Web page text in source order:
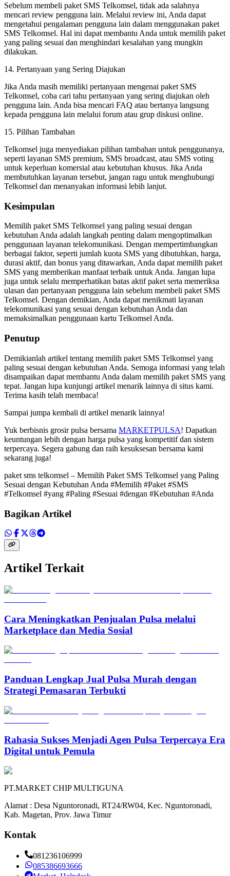
Sebelum membeli paket SMS Telkomsel, tidak ada salahnya
mencari review pengguna lain. Melalui review ini, Anda dapat
mengetahui pengalaman pengguna lain dalam menggunakan paket
SMS Telkomsel. Hal ini dapat membantu Anda untuk memilih paket
yang paling sesuai dan menghindari kesalahan yang mungkin
dilakukan.
14. Pertanyaan yang Sering Diajukan
Jika Anda masih memiliki pertanyaan mengenai paket SMS
Telkomsel, coba cari tahu pertanyaan yang sering diajukan oleh
pengguna lain. Anda bisa mencari FAQ atau bertanya langsung
kepada pengguna lain melalui forum atau grup diskusi online.
15. Pilihan Tambahan
Telkomsel juga menyediakan pilihan tambahan untuk penggunanya,
seperti layanan SMS premium, SMS broadcast, atau SMS voting
untuk keperluan komersial atau kebutuhan khusus. Jika Anda
membutuhkan layanan tersebut, jangan ragu untuk menghubungi
Telkomsel dan menanyakan informasi lebih lanjut.
Kesimpulan
Memilih paket SMS Telkomsel yang paling sesuai dengan
kebutuhan Anda adalah langkah penting dalam mengoptimalkan
penggunaan layanan telekomunikasi. Dengan mempertimbangkan
berbagai faktor, seperti jumlah kuota SMS yang dibutuhkan, harga,
durasi aktif, dan bonus yang ditawarkan, Anda dapat memilih paket
SMS yang memberikan manfaat terbaik untuk Anda. Jangan lupa
juga untuk selalu memperhatikan batas aktif paket serta memeriksa
ulasan dan pertanyaan pengguna lain sebelum membeli paket SMS
Telkomsel. Dengan demikian, Anda dapat menikmati layanan
telekomunikasi yang sesuai dengan kebutuhan Anda dan
memaksimalkan penggunaan kartu Telkomsel Anda.
Penutup
Demikianlah artikel tentang memilih paket SMS Telkomsel yang
paling sesuai dengan kebutuhan Anda. Semoga informasi yang telah
disampaikan dapat membantu Anda dalam memilih paket SMS yang
tepat. Jangan lupa kunjungi artikel menarik lainnya di situs kami.
Terima kasih telah membaca!
Sampai jumpa kembali di artikel menarik lainnya!
Yuk berbisnis grosir pulsa bersama MARKETPULSA! Dapatkan
keuntungan lebih dengan harga pulsa yang kompetitif dan sistem
terpercaya. Segera gabung dan raih kesuksesan bersama kami
sekarang juga!
paket sms telkomsel – Memilih Paket SMS Telkomsel yang Paling
Sesuai dengan Kebutuhan Anda #Memilih #Paket #SMS
#Telkomsel #yang #Paling #Sesuai #dengan #Kebutuhan #Anda
Bagikan Artikel
Artikel Terkait
Cara Meningkatkan Penjualan Pulsa melalui
Marketplace dan Media Sosial
Panduan Lengkap Jual Pulsa Murah dengan
Strategi Pemasaran Terbukti
Rahasia Sukses Menjadi Agen Pulsa Terpercaya Era
Digital untuk Pemula
PT.MARKET CHIP MULTIGUNA
Alamat : Desa Nguntoronadi, RT24/RW04, Kec. Nguntoronadi,
Kab. Magetan, Prov. Jawa Timur
Kontak
081236106999
085386693666